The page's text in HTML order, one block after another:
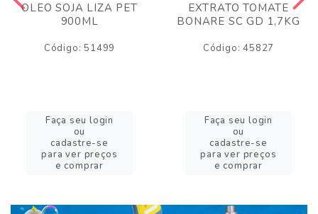
OLEO SOJA LIZA PET
900ML
Código: 51499
Faça seu login
ou
cadastre-se
para ver preços
e comprar
EXTRATO TOMATE
BONARE SC GD 1,7KG
Código: 45827
Faça seu login
ou
cadastre-se
para ver preços
e comprar